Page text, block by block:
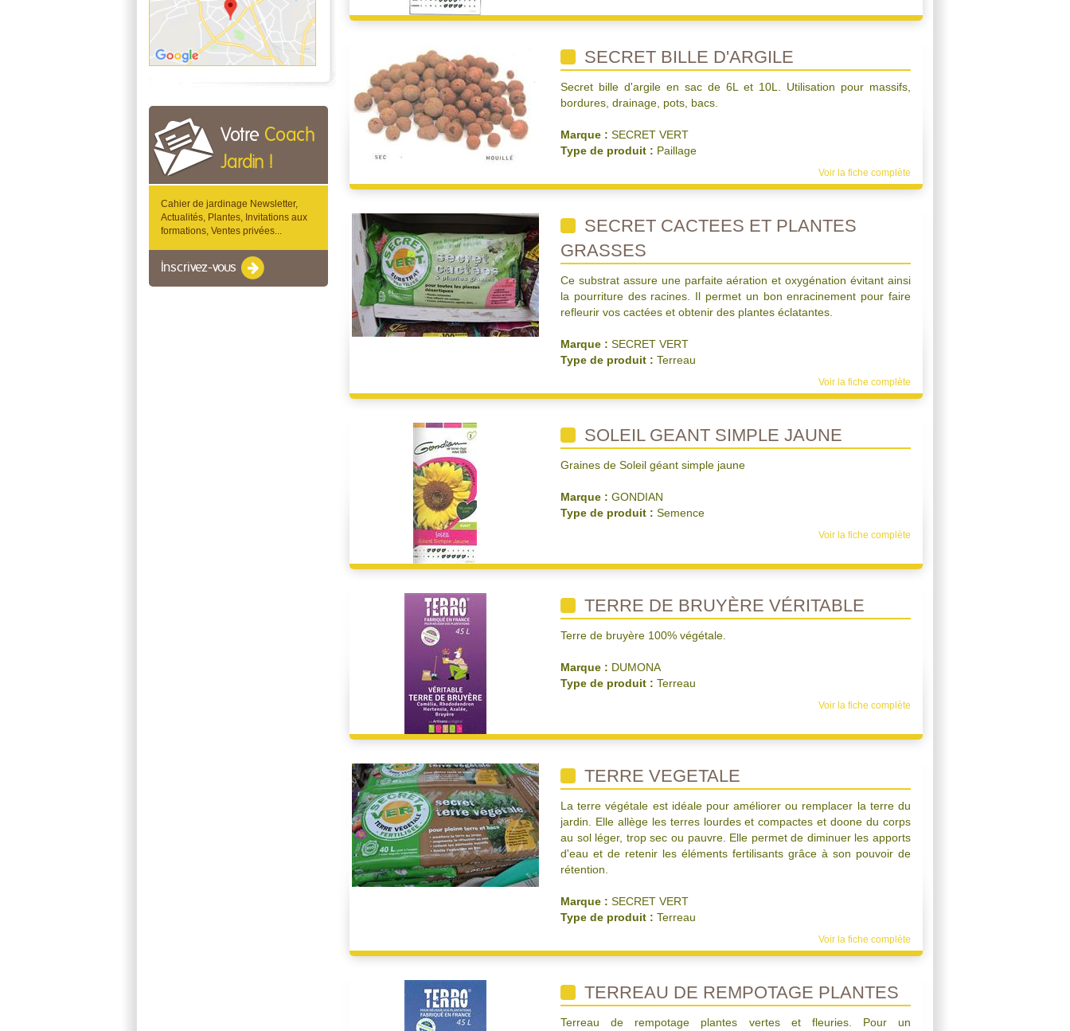
Votre Coach
Jardin !
Cahier de jardinage Newsletter,
Actualités, Plantes, Invitations aux
formations, Ventes privées...
Inscrivez-vous
SECRET BILLE D'ARGILE
Secret bille d'argile en sac de 6L et 10L. Utilisation pour massifs,
bordures, drainage, pots, bacs.
Marque : SECRET VERT
Type de produit : Paillage
Voir la fiche complète
SECRET CACTEES ET PLANTES
GRASSES
Ce substrat assure une parfaite aération et oxygénation évitant ainsi
la pourriture des racines. Il permet un bon enracinement pour faire
refleurir vos cactées et obtenir des plantes éclatantes.
Marque : SECRET VERT
Type de produit : Terreau
Voir la fiche complète
SOLEIL GEANT SIMPLE JAUNE
Graines de Soleil géant simple jaune
Marque : GONDIAN
Type de produit : Semence
Voir la fiche complète
TERRE DE BRUYÈRE VÉRITABLE
Terre de bruyère 100% végétale.
Marque : DUMONA
Type de produit : Terreau
Voir la fiche complète
TERRE VEGETALE
La terre végétale est idéale pour améliorer ou remplacer la terre du
jardin. Elle allège les terres lourdes et compactes et doone du corps
au sol léger, trop sec ou pauvre. Elle permet de diminuer les apports
d'eau et de retenir les éléments fertilisants grâce à son pouvoir de
rétention.
Marque : SECRET VERT
Type de produit : Terreau
Voir la fiche complète
TERREAU DE REMPOTAGE PLANTES
Terreau de rempotage plantes vertes et fleuries. Pour un